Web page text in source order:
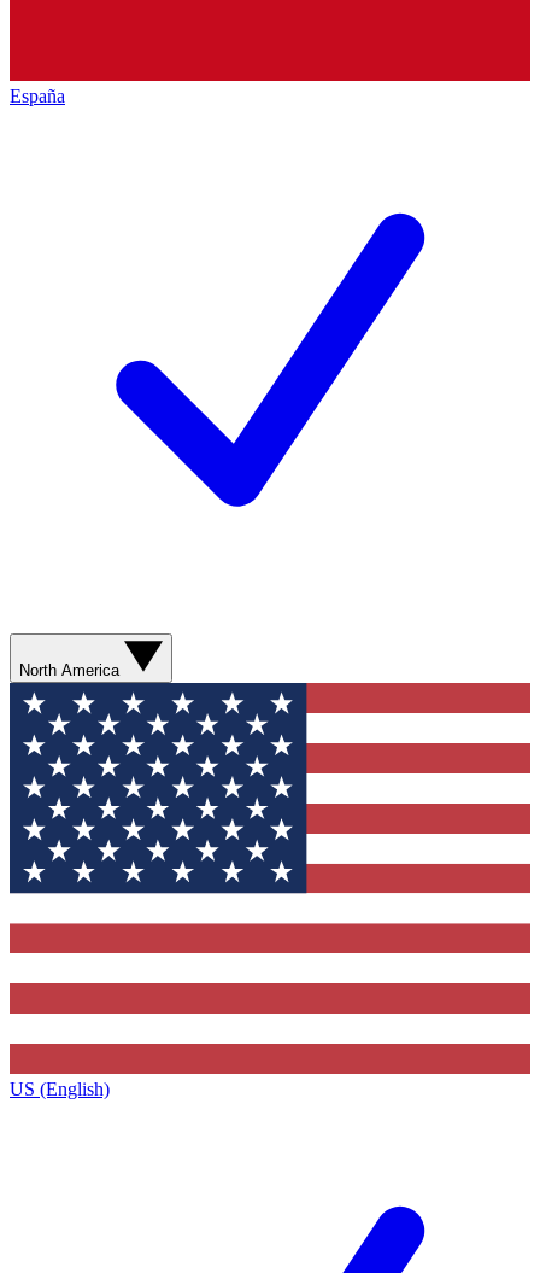
España
North America
US (English)